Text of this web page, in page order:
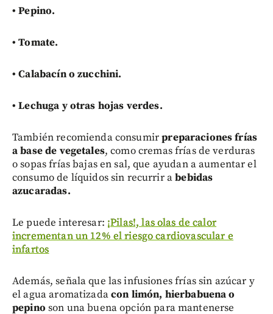
•Pepino.
•Tomate.
• Calabacín o zucchini.
•Lechuga y otras hojas verdes.
También recomienda consumirpreparaciones frías
a base de vegetales, como cremas frías de verduras
o sopas frías bajas en sal, que ayudan a aumentar el
consumo de líquidos sin recurrir abebidas
azucaradas.
Le puede interesar: ¡Pilas!, las olas de calor
incrementan un 12% el riesgo cardiovascular e
infartos
Además, señala que las infusiones frías sin azúcar y
el agua aromatizadacon limón, hierbabuena o
pepinoson una buena opción para mantenerse